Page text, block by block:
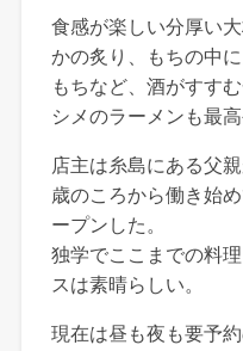
食感が楽しい分厚い
かの炙り、もちの中
もちなど、酒がすすむ
シメのラーメンも最高
店主は糸島にある父
歳のころから働き始
ープンした。
独学でここまでの料
スは素晴らしい。
現在は昼も夜も要予